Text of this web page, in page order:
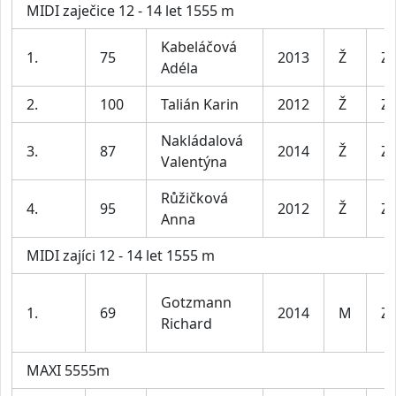
MIDI zaječice 12 - 14 let 1555 m
1. 75
Kabeláčová
Adéla
2013 Ž
2. 100 Talián Karin 2012 Ž
3. 87
Nakládalová
Valentýna
2014 Ž
4. 95
Růžičková
Anna
2012 Ž
MIDI zajíci 12 - 14 let 1555 m
1. 69
Gotzmann
Richard
2014 M
MAXI 5555m